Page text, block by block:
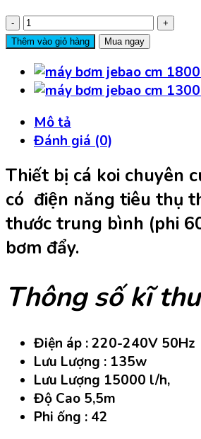
Máy
bơm
jebao
Cm
15000-
135W-
5,5m
số
lượng
Thêm vào giỏ hàng Mua ngay
Mô tả
Đánh giá (0)
Thiết bị cá koi chuyên
có điện năng tiêu thụ
thước trung bình (phi
bơm đẩy.
Thông số kĩ
Điện áp : 220-240V 50Hz
Lưu Lượng : 135w
Lưu Lượng 15000 l/h,
Độ Cao 5,5m
Phi ống : 42